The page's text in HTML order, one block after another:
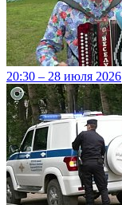
20:30 – 28 июля 2026